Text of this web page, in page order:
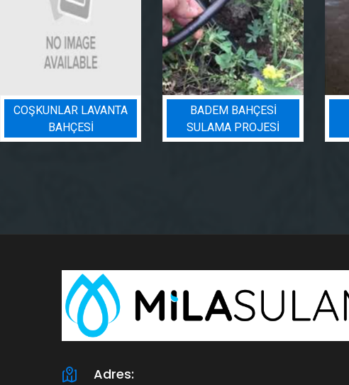
COŞKUNLAR LAVANTA
BAHÇESİ
BADEM BAHÇESI
SULAMA PROJESI
Adres: